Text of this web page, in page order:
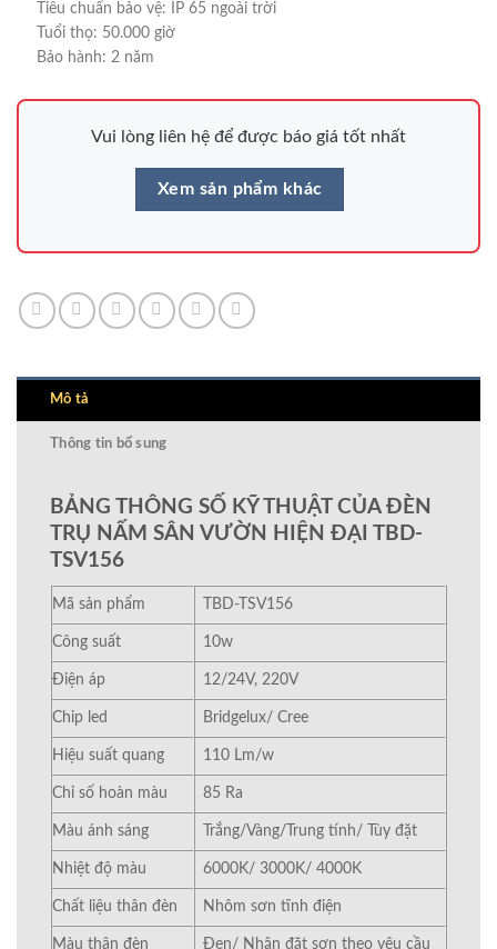
Tiêu chuẩn bảo vệ: IP 65 ngoài trời
Tuổi thọ: 50.000 giờ
Bảo hành: 2 năm
Vui lòng liên hệ để được báo giá tốt nhất
Xem sản phẩm khác
Mô tả
Thông tin bổ sung
BẢNG THÔNG SỐ KỸ THUẬT CỦA ĐÈN
TRỤ NẤM SÂN VƯỜN HIỆN ĐẠI TBD-
TSV156
Mã sản phẩm TBD-TSV156
Công suất 10w
Điện áp 12/24V, 220V
Chip led Bridgelux/ Cree
Hiệu suất quang 110 Lm/w
Chỉ số hoàn màu 85 Ra
Màu ánh sáng Trắng/Vàng/Trung tính/ Tùy đặt
Nhiệt độ màu 6000K/ 3000K/ 4000K
Chất liệu thân đèn Nhôm sơn tĩnh điện
Màu thân đèn Đen/ Nhận đặt sơn theo yêu cầu